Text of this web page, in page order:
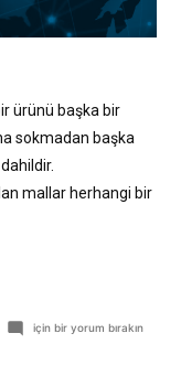
ürünü başka bir
sokmadan başka
mallar herhangi bir
için bir yorum bırakın